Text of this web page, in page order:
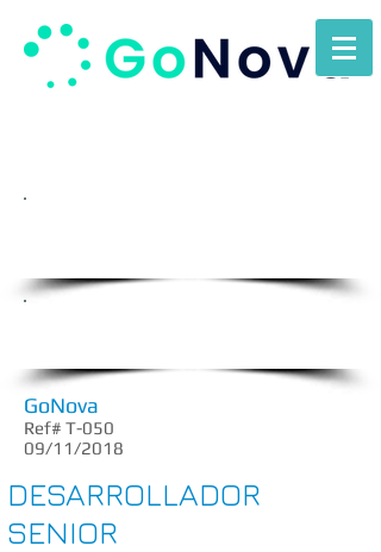
GoNova
Ref# T-050
09/11/2018
DESARROLLADOR
SENIOR